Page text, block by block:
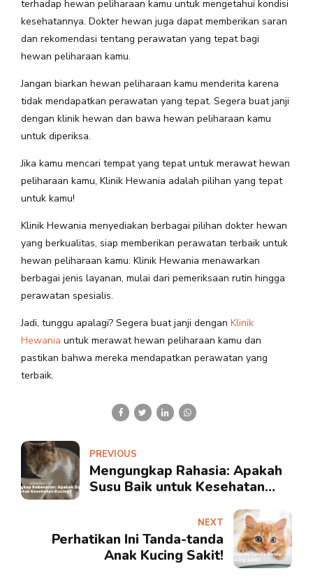
terhadap hewan peliharaan kamu untuk mengetahui kondisi
kesehatannya. Dokter hewan juga dapat memberikan saran
dan rekomendasi tentang perawatan yang tepat bagi
hewan peliharaan kamu.
Jangan biarkan hewan peliharaan kamu menderita karena
tidak mendapatkan perawatan yang tepat. Segera buat janji
dengan klinik hewan dan bawa hewan peliharaan kamu
untuk diperiksa.
Jika kamu mencari tempat yang tepat untuk merawat hewan
peliharaan kamu, Klinik Hewania adalah pilihan yang tepat
untuk kamu!
Klinik Hewania menyediakan berbagai pilihan dokter hewan
yang berkualitas, siap memberikan perawatan terbaik untuk
hewan peliharaan kamu. Klinik Hewania menawarkan
berbagai jenis layanan, mulai dari pemeriksaan rutin hingga
perawatan spesialis.
Jadi, tunggu apalagi? Segera buat janji dengan Klinik
Hewania untuk merawat hewan peliharaan kamu dan
pastikan bahwa mereka mendapatkan perawatan yang
terbaik.
PREVIOUS
Mengungkap Rahasia: Apakah
Susu Baik untuk Kesehatan
NEXT
Perhatikan Ini Tanda-tanda
Anak Kucing Sakit!